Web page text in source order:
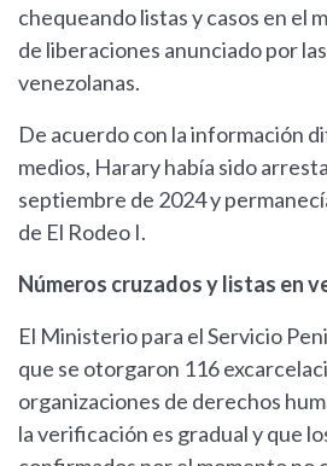
chequeando listas y casos en el
de liberaciones anunciado por
venezolanas.
De acuerdo con la información
medios, Harary había sido
septiembre de 2024 y
de El Rodeo I.
Números cruzados y listas en
El Ministerio para el Servicio
que se otorgaron 116
organizaciones de derechos
la verificación es gradual y que